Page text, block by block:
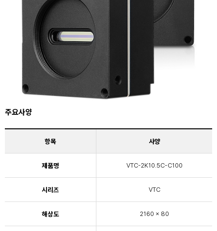
주요사양
항목 사양
제품명 VTC-2K10.5C-C100
시리즈 VTC
해상도 2160 x 80